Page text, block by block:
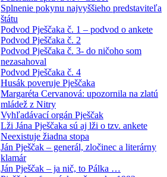
Splnenie pokynu najvyššieho predstaviteľa
štátu
Podvod Pješčaka č. 1 – podvod o ankete
Podvod Pješčaka č. 2
Podvod Pješčaka č. 3- do ničoho som
nezasahoval
Podvod Pješčaka č. 4
Husák poveruje Pješčaka
Margaréta Cervanová: upozornila na zlatú
mládež z Nitry
Vyhľadávací orgán Pješčak
Lži Jána Pješčaka sú aj lži o tzv. ankete
Neexistuje žiadna stopa
Ján Pješčak – generál, zločinec a literárny
klamár
Ján Pješčak – ja nič, to Pálka …